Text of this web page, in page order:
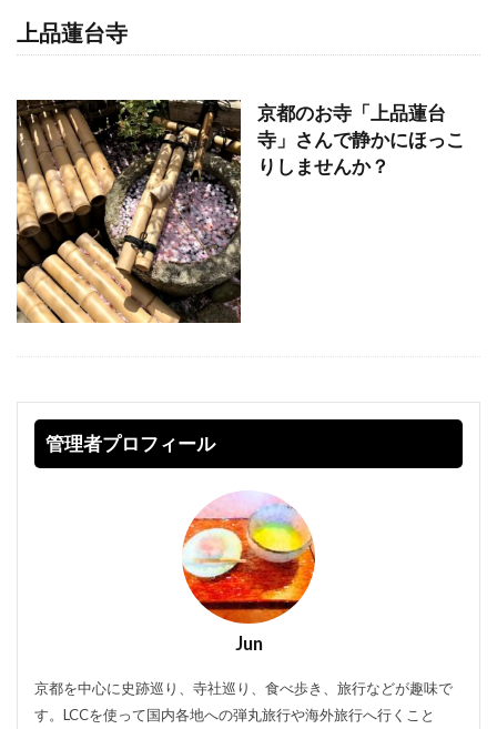
上品蓮台寺
京都のお寺「上品蓮台
寺」さんで静かにほっこ
りしませんか？
管理者プロフィール
Jun
京都を中心に史跡巡り、寺社巡り、食べ歩き、旅行などが趣味で
す。LCCを使って国内各地への弾丸旅行や海外旅行へ行くこと